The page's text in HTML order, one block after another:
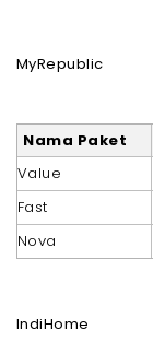
MyRepublic
Nama Paket
Value
Fast
Nova
IndiHome